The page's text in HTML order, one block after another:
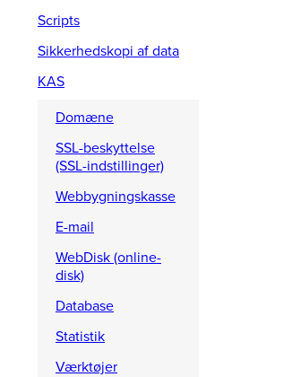
Scripts
Sikkerhedskopi af data
KAS
Domæne
SSL-beskyttelse
(SSL-indstillinger)
Webbygningskasse
E-mail
WebDisk (online-
disk)
Database
Statistik
Værktøjer